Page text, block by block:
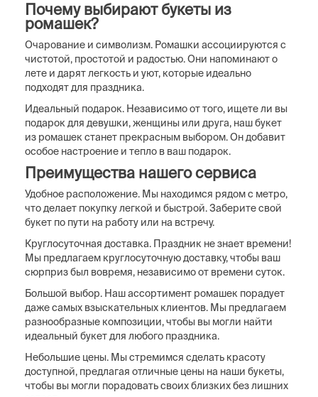
Почему выбирают букеты из
ромашек?
Очарование и символизм. Ромашки ассоциируются с
чистотой, простотой и радостью. Они напоминают о
лете и дарят легкость и уют, которые идеально
подходят для праздника.
Идеальный подарок. Независимо от того, ищете ли вы
подарок для девушки, женщины или друга, наш букет
из ромашек станет прекрасным выбором. Он добавит
особое настроение и тепло в ваш подарок.
Преимущества нашего сервиса
Удобное расположение. Мы находимся рядом с метро,
что делает покупку легкой и быстрой. Заберите свой
букет по пути на работу или на встречу.
Круглосуточная доставка. Праздник не знает времени!
Мы предлагаем круглосуточную доставку, чтобы ваш
сюрприз был вовремя, независимо от времени суток.
Большой выбор. Наш ассортимент ромашек порадует
даже самых взыскательных клиентов. Мы предлагаем
разнообразные композиции, чтобы вы могли найти
идеальный букет для любого праздника.
Небольшие цены. Мы стремимся сделать красоту
доступной, предлагая отличные цены на наши букеты,
чтобы вы могли порадовать своих близких без лишних